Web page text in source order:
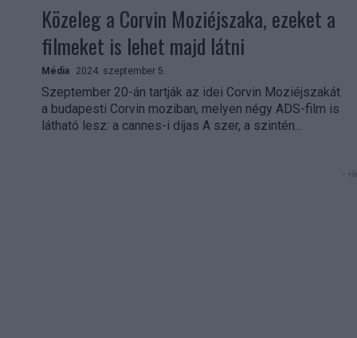
Közeleg a Corvin Moziéjszaka, ezeket a
filmeket is lehet majd látni
Média 2024. szeptember 5.
Szeptember 20-án tartják az idei Corvin Moziéjszakát
a budapesti Corvin moziban, melyen négy ADS-film is
látható lesz: a cannes-i díjas A szer, a szintén...
-